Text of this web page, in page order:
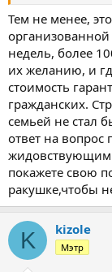
Тем не менее,
недель, более
их желанию, и
стоимость
гражданских.
семьей не стал
ответ на
покажете свою
ракушке,чтобы
K kizole
Мэтр